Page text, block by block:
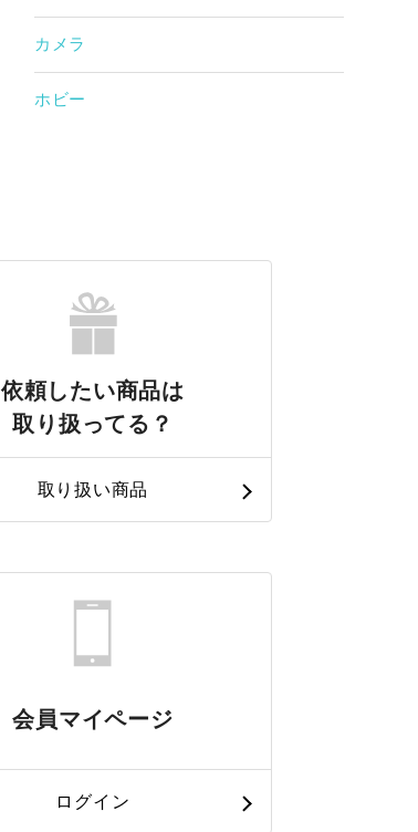
カメラ
ホビー
依頼したい商品は
取り扱ってる？
取り扱い商品
会員マイページ
ログイン